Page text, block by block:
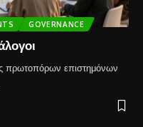
GOVERNANCE
πρωτοπόρων επιστημόνων